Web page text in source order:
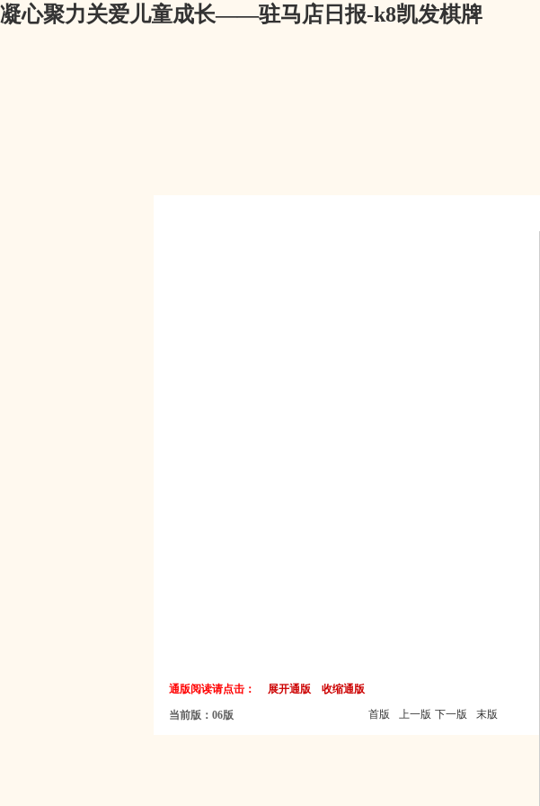
凝心聚力关爱儿童成长——驻马店日报-k8凯发棋牌
通版阅读请点击： 展开通版 收缩通版
当前版：06版 首版 上一版 下一版 末版